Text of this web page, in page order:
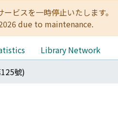
ービスを一時停止いたしま
due to maintenance.
Library Network
號)